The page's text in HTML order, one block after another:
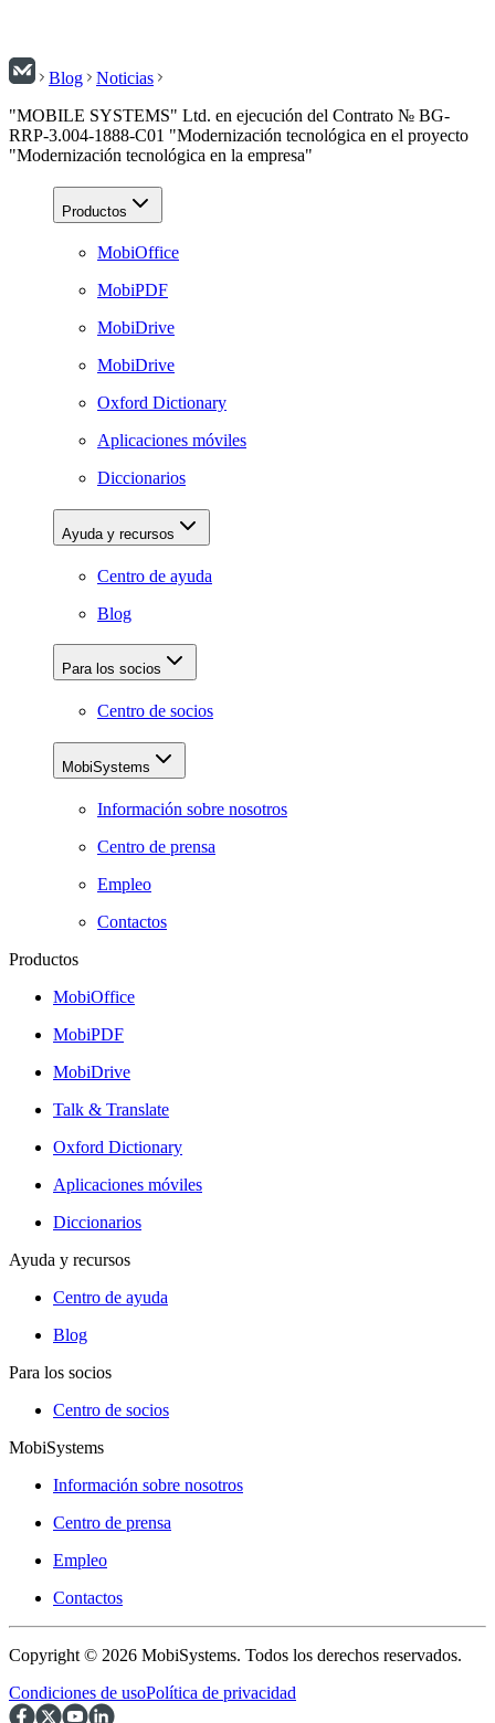
Blog
Noticias
"MOBILE SYSTEMS" Ltd. en ejecución del Contrato № BG-
RRP-3.004-1888-C01 "Modernización tecnológica en el proyecto
"Modernización tecnológica en la empresa"
Productos
MobiOffice
MobiPDF
MobiDrive
MobiDrive
Oxford Dictionary
Aplicaciones móviles
Diccionarios
Ayuda y recursos
Centro de ayuda
Blog
Para los socios
Centro de socios
MobiSystems
Información sobre nosotros
Centro de prensa
Empleo
Contactos
Productos
MobiOffice
MobiPDF
MobiDrive
Talk & Translate
Oxford Dictionary
Aplicaciones móviles
Diccionarios
Ayuda y recursos
Centro de ayuda
Blog
Para los socios
Centro de socios
MobiSystems
Información sobre nosotros
Centro de prensa
Empleo
Contactos
Copyright © 2026 MobiSystems. Todos los derechos reservados.
Condiciones de usoPolítica de privacidad